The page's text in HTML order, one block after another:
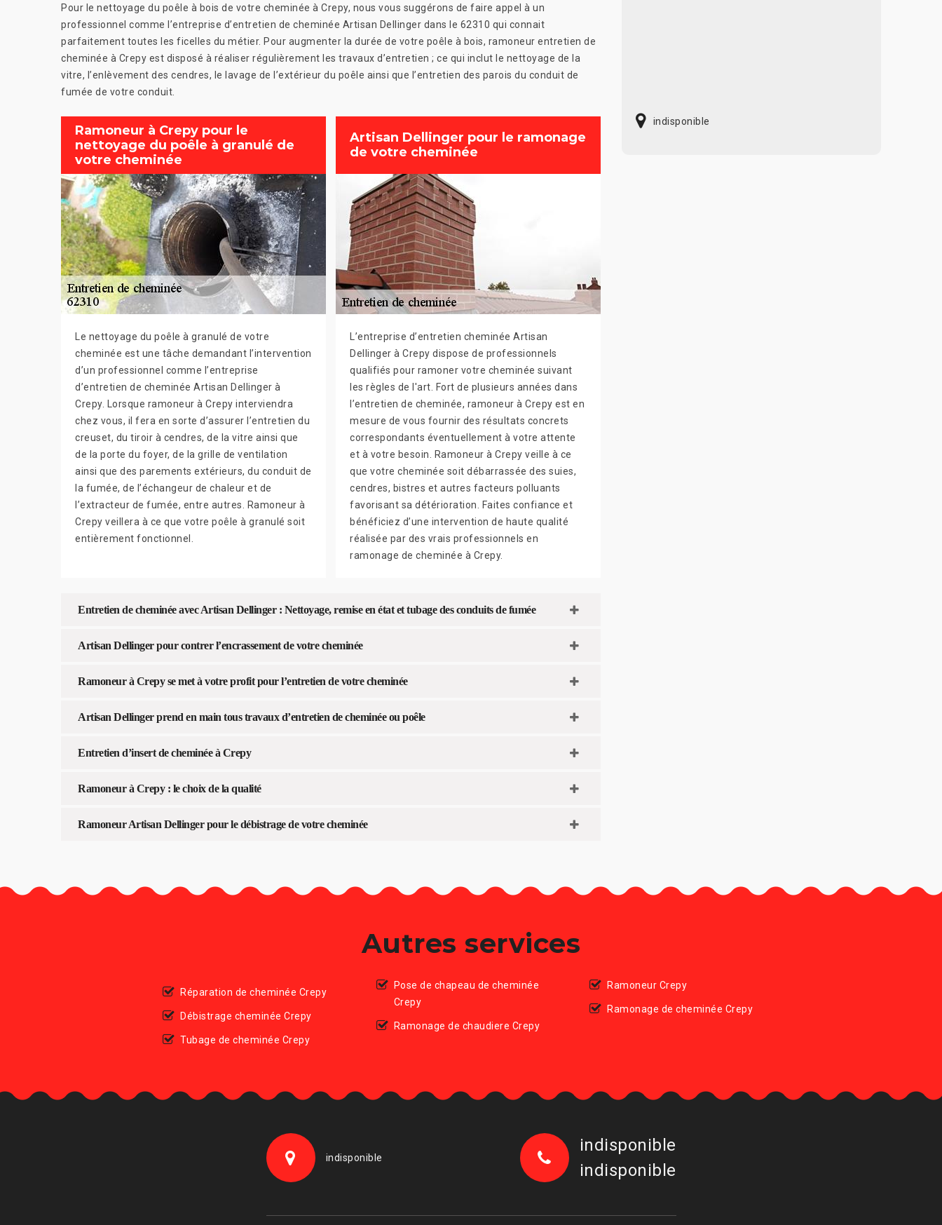
Pour le nettoyage du poêle à bois de votre cheminée à Crepy, nous vous suggérons de faire appel à un
professionnel comme l’entreprise d’entretien de cheminée Artisan Dellinger dans le 62310 qui connait
parfaitement toutes les ficelles du métier. Pour augmenter la durée de votre poêle à bois, ramoneur entretien de
cheminée à Crepy est disposé à réaliser régulièrement les travaux d’entretien ; ce qui inclut le nettoyage de la
vitre, l’enlèvement des cendres, le lavage de l’extérieur du poêle ainsi que l’entretien des parois du conduit de
fumée de votre conduit.
Ramoneur à Crepy pour le
nettoyage du poêle à granulé de
votre cheminée
Le nettoyage du poêle à granulé de votre
cheminée est une tâche demandant l’intervention
d’un professionnel comme l’entreprise
d’entretien de cheminée Artisan Dellinger à
Crepy. Lorsque ramoneur à Crepy interviendra
chez vous, il fera en sorte d’assurer l’entretien du
creuset, du tiroir à cendres, de la vitre ainsi que
de la porte du foyer, de la grille de ventilation
ainsi que des parements extérieurs, du conduit de
la fumée, de l’échangeur de chaleur et de
l’extracteur de fumée, entre autres. Ramoneur à
Crepy veillera à ce que votre poêle à granulé soit
entièrement fonctionnel.
Artisan Dellinger pour le ramonage
de votre cheminée
L’entreprise d’entretien cheminée Artisan
Dellinger à Crepy dispose de professionnels
qualifiés pour ramoner votre cheminée suivant
les règles de l'art. Fort de plusieurs années dans
l’entretien de cheminée, ramoneur à Crepy est en
mesure de vous fournir des résultats concrets
correspondants éventuellement à votre attente
et à votre besoin. Ramoneur à Crepy veille à ce
que votre cheminée soit débarrassée des suies,
cendres, bistres et autres facteurs polluants
favorisant sa détérioration. Faites confiance et
bénéficiez d’une intervention de haute qualité
réalisée par des vrais professionnels en
ramonage de cheminée à Crepy.
Entretien de cheminée avec Artisan Dellinger : Nettoyage, remise en état et tubage des conduits de fumée
Artisan Dellinger pour contrer l’encrassement de votre cheminée
Ramoneur à Crepy se met à votre profit pour l’entretien de votre cheminée
Artisan Dellinger prend en main tous travaux d’entretien de cheminée ou poêle
Entretien d’insert de cheminée à Crepy
Ramoneur à Crepy : le choix de la qualité
Ramoneur Artisan Dellinger pour le débistrage de votre cheminée
indisponible
Autres services
Réparation de cheminée Crepy
Débistrage cheminée Crepy
Tubage de cheminée Crepy
Pose de chapeau de cheminée
Crepy
Ramonage de chaudiere Crepy
Ramoneur Crepy
Ramonage de cheminée Crepy
indisponible
indisponible
indisponible